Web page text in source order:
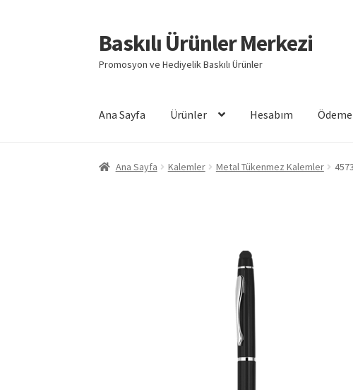
Dolaşıma
geç
İçeriğe
geç
Baskılı Ürünler Merkezi
Promosyon ve Hediyelik Baskılı Ürünler
Ana Sayfa Ürünler Hesabım Ödeme
Giriş Baskılı Ürünler Hesabım İletişim İPTAL VE
Ana Sayfa Kalemler Metal Tükenmez Kalemler